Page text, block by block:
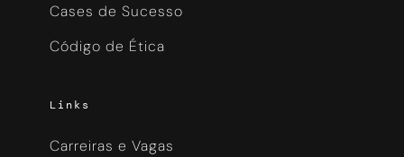
Cases de Sucesso
Código de Ética
Links
Carreiras e Vagas